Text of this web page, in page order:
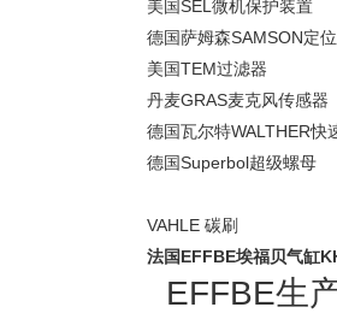
美国SEL 微机保护装置
德国萨姆森SAMSON定
美国TEM过滤器
丹麦GRAS麦克风传感器
德国瓦尔特WALTHER快
德国Superbol超级螺母
VAHLE 碳刷
法国EFFBE埃福贝气缸
EFFBE生